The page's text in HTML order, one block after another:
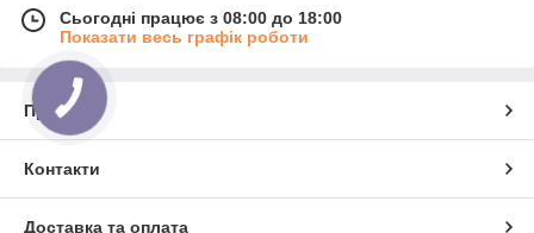
Сьогодні працює з 08:00 до 18:00
Показати весь графік роботи
Про нас
Контакти
Доставка та оплата